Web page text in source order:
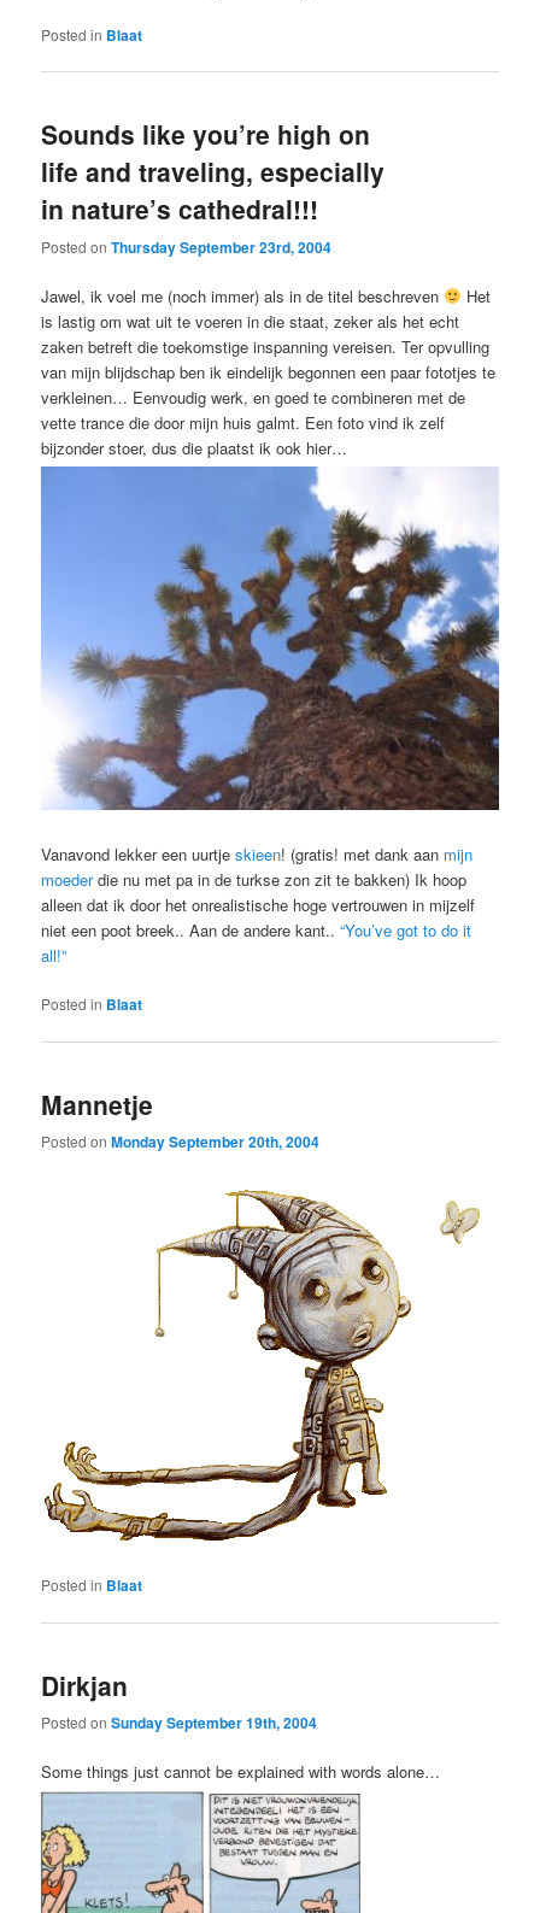
Posted in Blaat
Sounds like you’re high on
life and traveling, especially
in nature’s cathedral!!!
Posted onThursday September 23rd, 2004
Jawel, ik voel me (noch immer) als in de titel beschreven
Het
is lastig om wat uit te voeren in die staat, zeker als het echt
zaken betreft die toekomstige inspanning vereisen. Ter opvulling
van mijn blijdschap ben ik eindelijk begonnen een paar fototjes te
verkleinen… Eenvoudig werk, en goed te combineren met de
vette trance die door mijn huis galmt. Een foto vind ik zelf
bijzonder stoer, dus die plaatst ik ook hier…
Vanavond lekker een uurtjeskieen! (gratis! met dank aan mijn
moederdie nu met pa in de turkse zon zit te bakken) Ik hoop
alleen dat ik door het onrealistische hoge vertrouwen in mijzelf
niet een poot breek.. Aan de andere kant..“You’ve got to do it
all!”
Posted in Blaat
Mannetje
Posted onMonday September 20th, 2004
Posted in Blaat
Dirkjan
Posted onSunday September 19th, 2004
Some things just cannot be explained with words alone…